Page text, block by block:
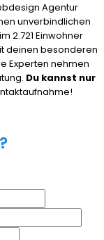
Agentur
unverbindlichen
2.721 Einwohner
deinen besonderen
Experten nehmen
Du kannst nur